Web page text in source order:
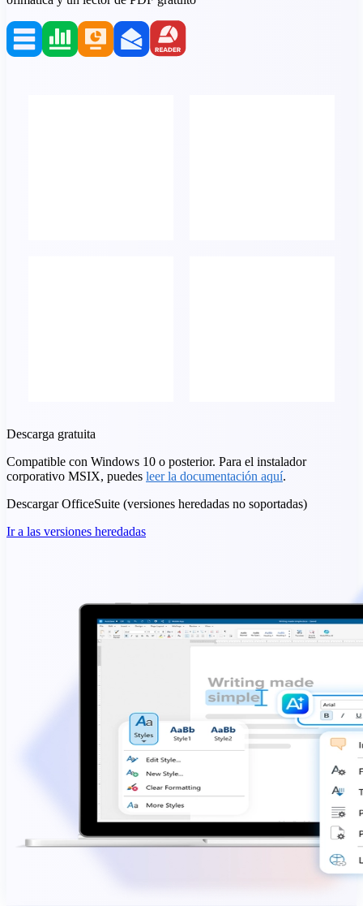
Descarga gratuita
Compatible con Windows 10 o posterior. Para el instalador
corporativo MSIX, puedes leer la documentación aquí.
Descargar OfficeSuite (versiones heredadas no soportadas)
Ir a las versiones heredadas